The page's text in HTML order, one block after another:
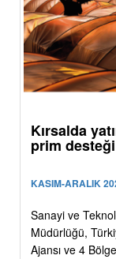
Kırsalda
prim
KASIM-ARALIK
Sanayi ve
Müdürlüğü,
Ajansı ve 4